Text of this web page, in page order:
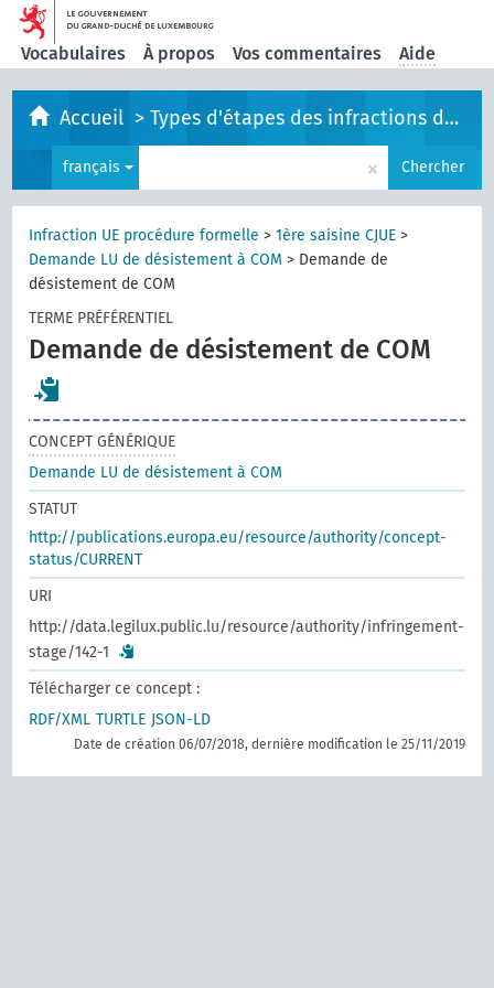
Vocabulaires À propos Vos commentaires Aide
Accueil >Types d'étapes des infractions de l'UE
français × Chercher
Infraction UE procédure formelle >1ère saisine CJUE >
Demande LU de désistement à COM > Demande de
désistement de COM
TERME PRÉFÉRENTIEL
Demande de désistement de COM
CONCEPT GÉNÉRIQUE
Demande LU de désistement à COM
STATUT
http://publications.europa.eu/resource/authority/concept-
status/CURRENT
URI
http://data.legilux.public.lu/resource/authority/infringement-
stage/142-1
Télécharger ce concept :
RDF/XML TURTLE JSON-LD
Date de création 06/07/2018, dernière modification le 25/11/2019